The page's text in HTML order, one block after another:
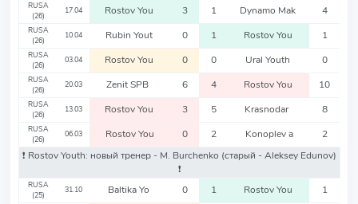
RUSA
(26)
17.04 Rostov You 3 1 Dynamo Mak 4
RUSA
(26)
10.04 Rubin Yout 0 1 Rostov You 1
RUSA
(26)
03.04 Rostov You 0 0 Ural Youth 0
RUSA
(26)
20.03 Zenit SPB 6 4 Rostov You 10
RUSA
(26)
13.03 Rostov You 3 5 Krasnodar 8
RUSA
(26)
06.03 Rostov You 0 2 Konoplev a
2
❗️ Rostov Youth: новый тренер - M. Burchenko (старый - Aleksey Edunov)
❗️
RUSA
(25)
31.10 Baltika Yo 0 1 Rostov You 1